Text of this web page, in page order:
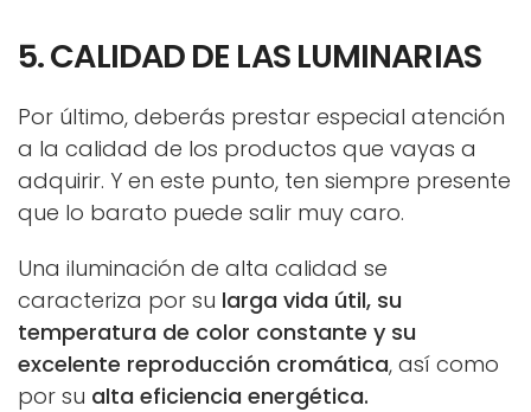
5. CALIDAD DE LAS LUMINARIAS
Por último, deberás prestar especial atención
a la calidad de los productos que vayas a
adquirir. Y en este punto, ten siempre presente
que lo barato puede salir muy caro.
Una iluminación de alta calidad se
caracteriza por su larga vida útil, su
temperatura de color constante y su
excelente reproducción cromática, así como
por su alta eficiencia energética.